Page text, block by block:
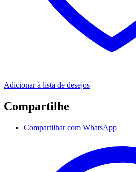
Adicionar à lista de desejos
Compartilhe
Compartilhar com WhatsApp